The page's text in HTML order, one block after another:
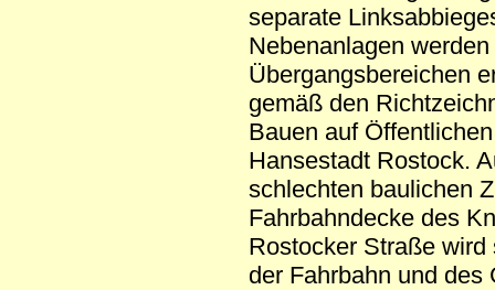
separate
Nebenanlagen
Übergangsbereichen
gemäß den
Bauen auf
Hansestadt Rostock.
schlechten baulichen
Fahrbahndecke des
Rostocker Straße
der Fahrbahn und des